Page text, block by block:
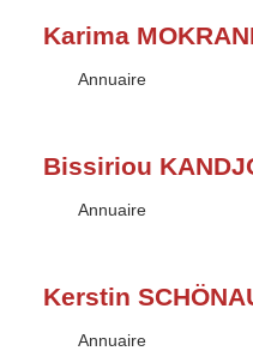
Karima
Type :
Annuaire
Bissiriou
Type :
Annuaire
Kerstin
Type :
Annuaire